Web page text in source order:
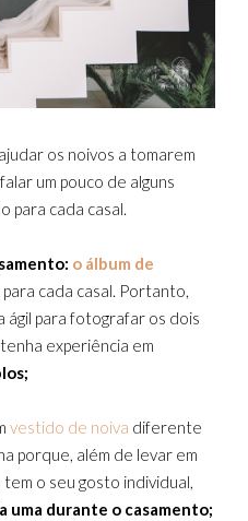
os noivos a tomarem
um pouco de alguns
para cada casal.
o álbum de
cada casal. Portanto,
ágil para fotografar os dois
experiência em
vestido de noiva diferente
porque, além de levar em
o seu gosto individual,
uma durante o casamento;